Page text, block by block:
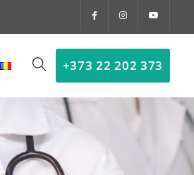
+373 22 202 373